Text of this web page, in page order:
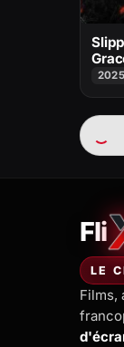
2025
Fli
—
LE
Films,